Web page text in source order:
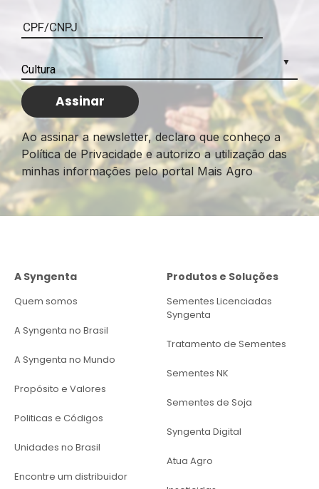
Ao assinar a newsletter, declaro que conheço a
Política de Privacidade e autorizo a utilização das
minhas informações pelo portal Mais Agro
A Syngenta
Quem somos
A Syngenta no Brasil
A Syngenta no Mundo
Propósito e Valores
Politicas e Códigos
Unidades no Brasil
Encontre um distribuidor
Produtos e Soluções
Sementes Licenciadas
Syngenta
Tratamento de Sementes
Sementes NK
Sementes de Soja
Syngenta Digital
Atua Agro